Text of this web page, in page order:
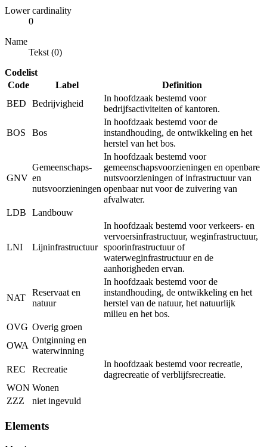
Lower cardinality
0
Name
Tekst (0)
Codelist
Code
Label
Definition
BED
Bedrijvigheid
In hoofdzaak bestemd voor
bedrijfsactiviteiten of kantoren.
BOS Bos
In hoofdzaak bestemd voor de
instandhouding, de ontwikkeling en het
herstel van het bos.
GNV
Gemeenschaps-
en
nutsvoorzieningen
In hoofdzaak bestemd voor
gemeenschapsvoorzieningen en openbare
nutsvoorzieningen of infrastructuur van
openbaar nut voor de zuivering van
afvalwater.
LDB
Landbouw
LNI Lijninfrastructuur
In hoofdzaak bestemd voor verkeers- en
vervoersinfrastructuur, weginfrastructuur,
spoorinfrastructuur of
waterweginfrastructuur en de
aanhorigheden ervan.
NAT
Reservaat en
natuur
In hoofdzaak bestemd voor de
instandhouding, de ontwikkeling en het
herstel van de natuur, het natuurlijk
milieu en het bos.
OVG Overig groen
OWA
Ontginning en
waterwinning
REC
Recreatie
In hoofdzaak bestemd voor recreatie,
dagrecreatie of verblijfsrecreatie.
WON Wonen
ZZZ
niet ingevuld
Elements